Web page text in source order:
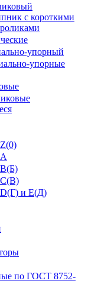
с короткими
упорный
упорные
С(В)
и E(Д)
по ГОСТ 8752-